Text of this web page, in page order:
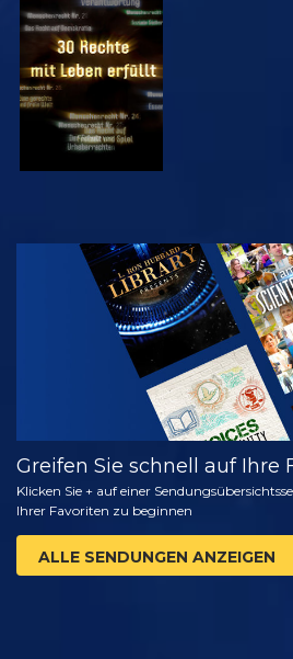
ANSEHEN
ANSEHEN
Greifen Sie schnell auf Ihre
Klicken Sie + auf einer
Ihrer Favoriten zu beginnen
ALLE SENDUNGEN ANZEIGEN